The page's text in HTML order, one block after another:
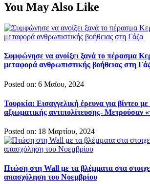
You May Also Like
Συμφώνησε να ανοίξει ξανά το πέρασμα
μεταφορά ανθρωπιστικής βοήθειας στη
Posted on: 6 Μαΐου, 2024
Τουρκία: Εισαγγελική έρευνα για βίντεο
αξιωματικής αντιπολίτευσης- Μετρούσαν
Posted on: 18 Μαρτίου, 2024
Πτώση στη Wall με τα βλέμματα στα
απασχόληση του Νοεμβρίου